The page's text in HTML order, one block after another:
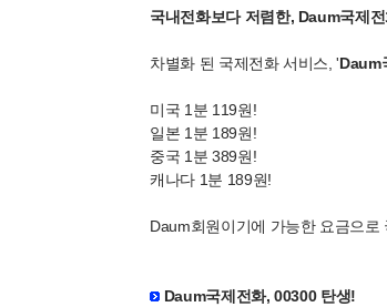
국내전화보다 저렴한, Daum국제
차별화 된 국제전화 서비스, 'Daum
미국 1분 119원!
일본 1분 189원!
중국 1분 389원!
캐나다 1분 189원!
Daum회원이기에 가능한 요금으
Daum국제전화, 00300 탄생!